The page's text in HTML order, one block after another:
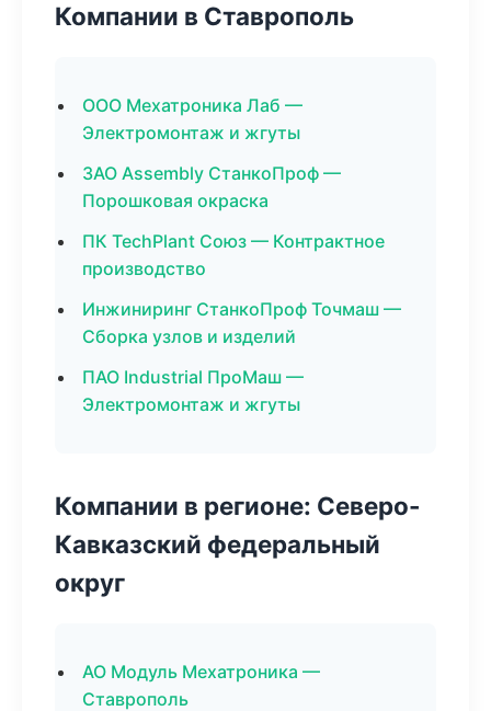
Компании в Ставрополь
ООО Мехатроника Лаб —
Электромонтаж и жгуты
ЗАО Assembly СтанкоПроф —
Порошковая окраска
ПК TechPlant Союз — Контрактное
производство
Инжиниринг СтанкоПроф Точмаш —
Сборка узлов и изделий
ПАО Industrial ПроМаш —
Электромонтаж и жгуты
Компании в регионе: Северо-
Кавказский федеральный
округ
АО Модуль Мехатроника —
Ставрополь